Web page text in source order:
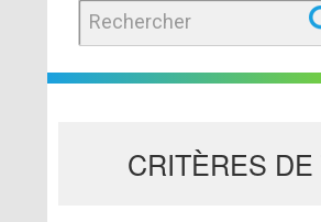
CRITÈRES DE